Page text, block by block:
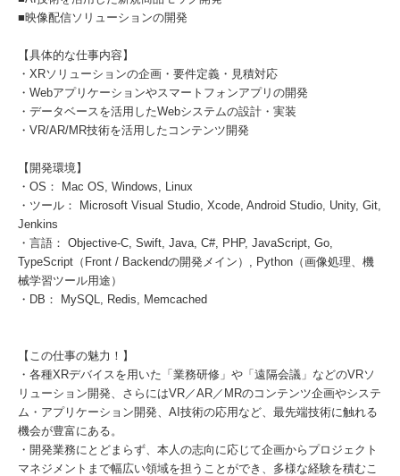
■映像配信ソリューションの開発
【具体的な仕事内容】
・XRソリューションの企画・要件定義・見積対応
・Webアプリケーションやスマートフォンアプリの開発
・データベースを活用したWebシステムの設計・実装
・VR/AR/MR技術を活用したコンテンツ開発
【開発環境】
・OS： Mac OS, Windows, Linux
・ツール： Microsoft Visual Studio, Xcode, Android Studio, Unity, Git,
Jenkins
・言語： Objective-C, Swift, Java, C#, PHP, JavaScript, Go,
TypeScript（Front / Backendの開発メイン）, Python（画像処理、機
械学習ツール用途）
・DB： MySQL, Redis, Memcached
【この仕事の魅力！】
・各種XRデバイスを用いた「業務研修」や「遠隔会議」などのVRソ
リューション開発、さらにはVR／AR／MRのコンテンツ企画やシステ
ム・アプリケーション開発、AI技術の応用など、最先端技術に触れる
機会が豊富にある。
・開発業務にとどまらず、本人の志向に応じて企画からプロジェクト
マネジメントまで幅広い領域を担うことができ、多様な経験を積むこ